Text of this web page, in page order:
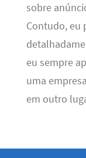
sobre
Contudo, eu
eu sempre
uma
em outro